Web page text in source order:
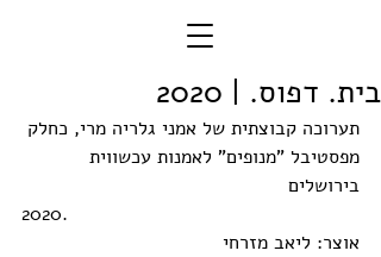
בית. דפוס. | 2020
תערוכה קבוצתית של אמני גלריה מרי, כחלק
מפסטיבל "מנופים" לאמנות עכשווית
בירושלים
2020.
אוצר: ליאב מזרחי